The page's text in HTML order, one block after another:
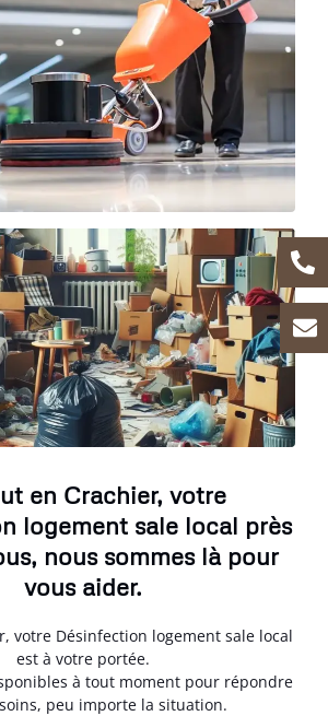
en Crachier, votre
logement sale local près
nous sommes là pour
vous aider.
votre Désinfection logement sale local
est à votre portée.
à tout moment pour répondre
peu importe la situation.